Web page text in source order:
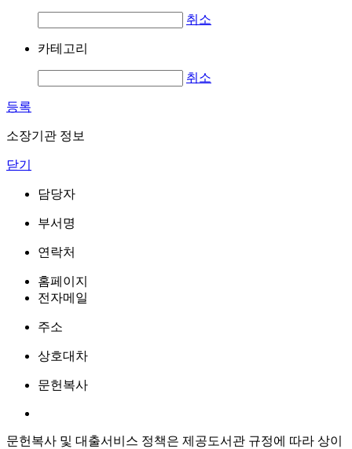
취소
카테고리
취소
등록
소장기관 정보
닫기
담당자
부서명
연락처
홈페이지
전자메일
주소
상호대차
문헌복사
문헌복사 및 대출서비스 정책은 제공도서관 규정에 따라 상이